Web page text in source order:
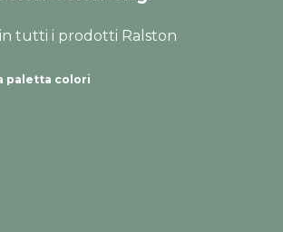
tutti i prodotti Ralston
paletta colori